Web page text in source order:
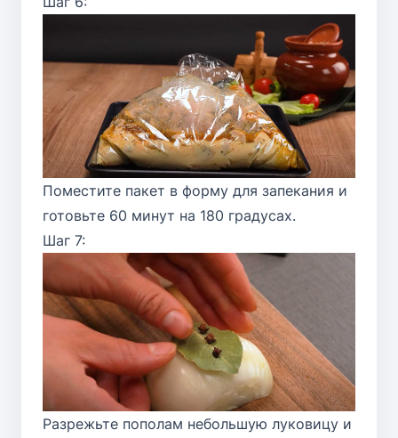
Поместите пакет в форму для запекания и
готовьте 60 минут на 180 градусах.
Шаг 7:
Разрежьте пополам небольшую луковицу и